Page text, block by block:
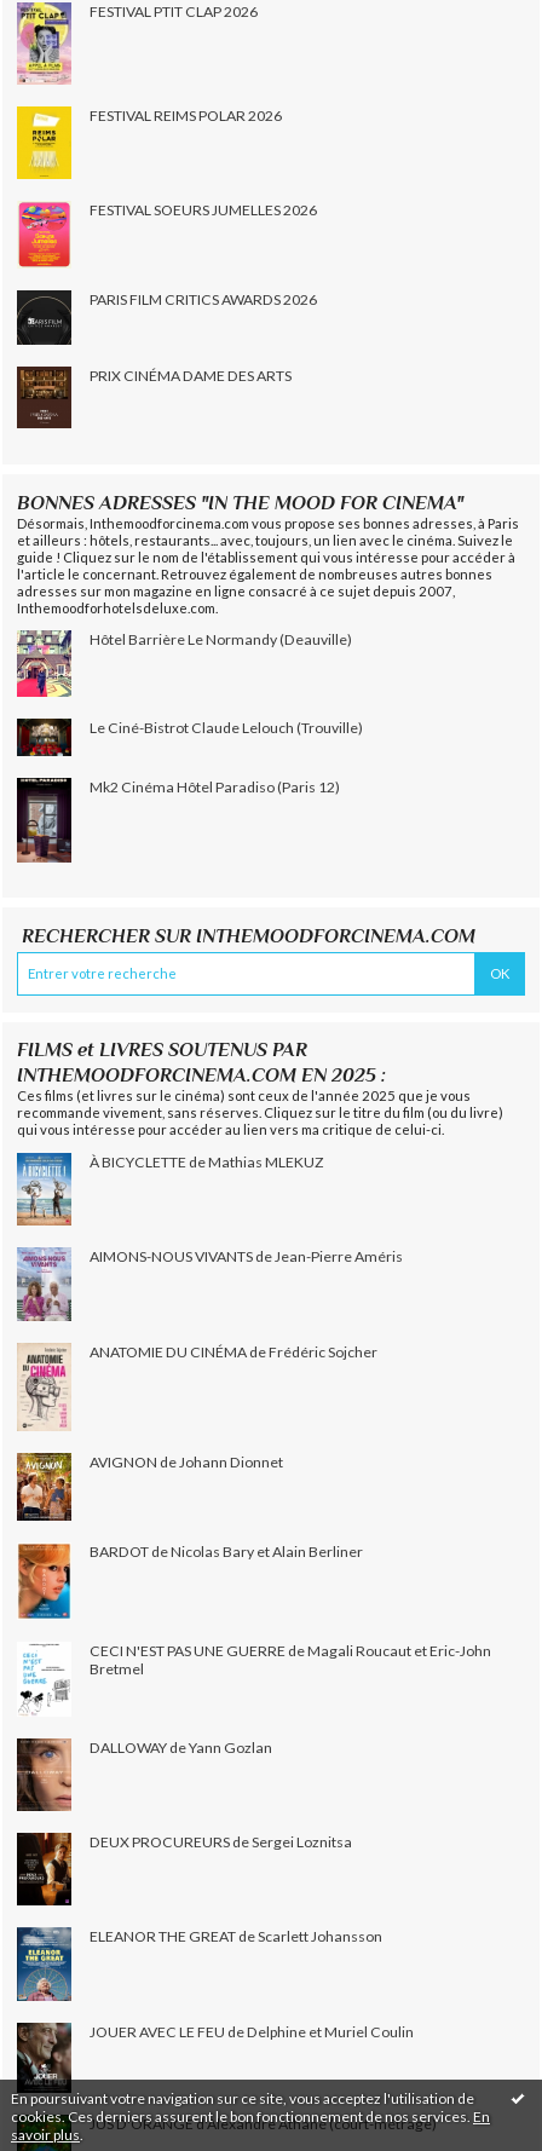
En poursuivant votre navigation sur ce site, vous acceptez l'utilisation de
cookies. Ces derniers assurent le bon fonctionnement de nos services. En
savoir plus
FESTIVAL PTIT CLAP 2026
FESTIVAL REIMS POLAR 2026
FESTIVAL SOEURS JUMELLES 2026
PARIS FILM CRITICS AWARDS 2026
PRIX CINÉMA DAME DES ARTS
BONNES ADRESSES "IN THE MOOD FOR CINEMA"
Désormais, Inthemoodforcinema.com vous propose ses bonnes adresses, à Paris
et ailleurs : hôtels, restaurants... avec, toujours, un lien avec le cinéma. Suivez le
guide ! Cliquez sur le nom de l'établissement qui vous intéresse pour accéder à
l'article le concernant. Retrouvez également de nombreuses autres bonnes
adresses sur mon magazine en ligne consacré à ce sujet depuis 2007,
Inthemoodforhotelsdeluxe.com.
Hôtel Barrière Le Normandy (Deauville)
Le Ciné-Bistrot Claude Lelouch (Trouville)
Mk2 Cinéma Hôtel Paradiso (Paris 12)
RECHERCHER SUR INTHEMOODFORCINEMA.COM
FILMS et LIVRES SOUTENUS PAR
INTHEMOODFORCINEMA.COM EN 2025 :
Ces films (et livres sur le cinéma) sont ceux de l'année 2025 que je vous
recommande vivement, sans réserves. Cliquez sur le titre du film (ou du livre)
qui vous intéresse pour accéder au lien vers ma critique de celui-ci.
À BICYCLETTE de Mathias MLEKUZ
AIMONS-NOUS VIVANTS de Jean-Pierre Améris
ANATOMIE DU CINÉMA de Frédéric Sojcher
AVIGNON de Johann Dionnet
BARDOT de Nicolas Bary et Alain Berliner
CECI N'EST PAS UNE GUERRE de Magali Roucaut et Eric-John
Bretmel
DALLOWAY de Yann Gozlan
DEUX PROCUREURS de Sergei Loznitsa
ELEANOR THE GREAT de Scarlett Johansson
JOUER AVEC LE FEU de Delphine et Muriel Coulin
JUS D'ORANGE d'Alexandre Athané (court-métrage)